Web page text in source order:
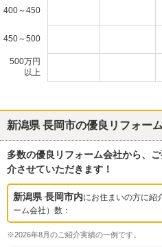
400～450
450～500
500万円
以上
新潟県 長岡市の優良リフォー
多数の優良リフォーム会社から、
介させていただきます！
新潟県 長岡市内にお住まいの方に紹
ーム会社）数：
※2026年8月のご紹介実績の一例です。